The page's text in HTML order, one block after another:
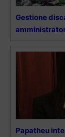
Gestione
Papatheu